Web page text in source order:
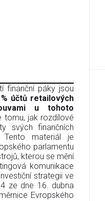
finanční páky jsou
účtů retailových
u tohoto
tomu, jak rozdílové
svých finančních
Tento materiál je
parlamentu
kterou se mění
komunikace
strategii ve
ze dne 16. dubna
Evropského